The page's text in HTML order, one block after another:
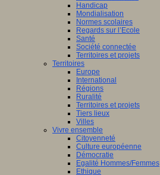
Handicap
Mondialisation
Normes scolaires
Regards sur l’Ecole
Santé
Société connectée
Territoires et projets
Territoires
Europe
International
Régions
Ruralité
Territoires et projets
Tiers lieux
Villes
Vivre ensemble
Citoyenneté
Culture européenne
Démocratie
Egalité Hommes/Femmes
Ethique